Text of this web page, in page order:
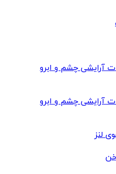
آرایشی چشم و ابرو
آرایشی چشم و ابرو
لنز